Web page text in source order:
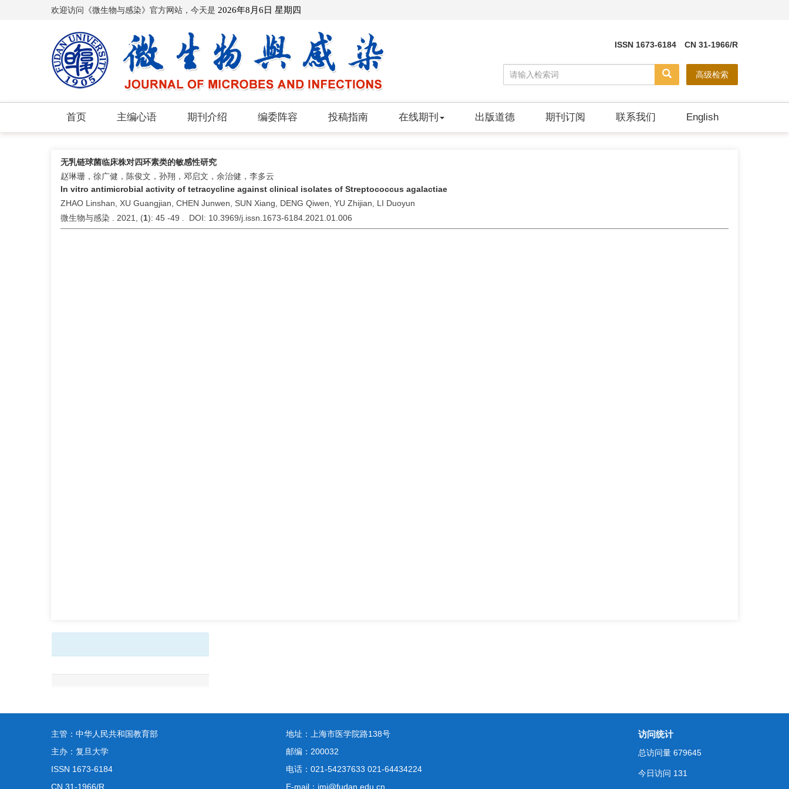
欢迎访问《微生物与感染》官方网站，今天是 2026年8月6日 星期四
ISSN 1673-6184 CN 31-1966/R
高级检索
首页 主编心语 期刊介绍 编委阵容 投稿指南 在线期刊 出版道德 期刊订阅 联系我们 English
无乳链球菌临床株对四环素类的敏感性研究
赵琳珊，徐广健，陈俊文，孙翔，邓启文，余治健，李多云
In vitro antimicrobial activity of tetracycline against clinical isolates of Streptococcus agalactiae
ZHAO Linshan, XU Guangjian, CHEN Junwen, SUN Xiang, DENG Qiwen, YU Zhijian, LI Duoyun
微生物与感染 . 2021, (1): 45 -49 . DOI: 10.3969/j.issn.1673-6184.2021.01.006
主管：中华人民共和国教育部
主办：复旦大学
ISSN 1673-6184
CN 31-1966/R
地址：上海市医学院路138号
邮编：200032
电话：021-54237633 021-64434224
E-mail：jmi@fudan.edu.cn
访问统计
总访问量 679645
今日访问 131